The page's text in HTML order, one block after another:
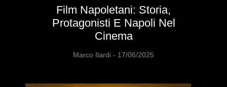
Film Napoletani: Storia,
Protagonisti E Napoli Nel
Cinema
Marco Ilardi 17/06/2025